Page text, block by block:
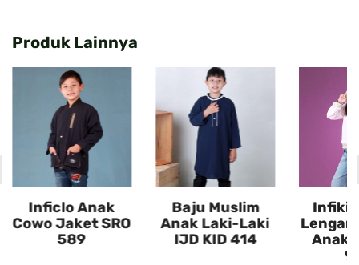
Produk Lainnya
Inficlo Anak
Cowo Jaket SRO
589
Baju Muslim
Anak Laki-Laki
IJD KID 414
Lengan
Anak